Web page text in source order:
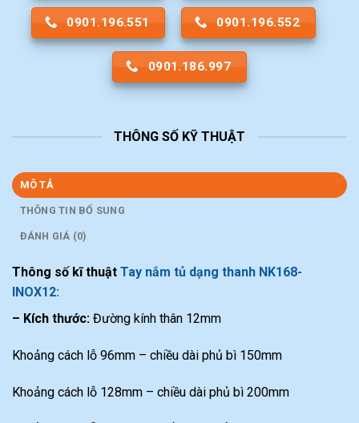
0901.196.551 0901.196.552
0901.186.997
THÔNG SỐ KỸ THUẬT
MÔ TẢ
THÔNG TIN BỔ SUNG
ĐÁNH GIÁ (0)
Thông số kĩ thuật Tay nắm tủ dạng thanh NK168-
INOX12:
– Kích thước: Đường kính thân 12mm
Khoảng cách lỗ 96mm – chiều dài phủ bì 150mm
Khoảng cách lỗ 128mm – chiều dài phủ bì 200mm